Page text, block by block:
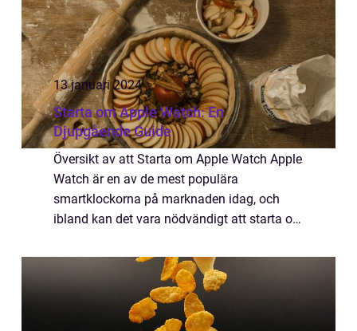
13 januari 2024
Starta om Apple Watch: En
Djupgående Guide
Översikt av att Starta om Apple Watch Apple
Watch är en av de mest populära
smartklockorna på marknaden idag, och
ibland kan det vara nödvändigt att starta om
återställa dess funktioner till normalt läge.